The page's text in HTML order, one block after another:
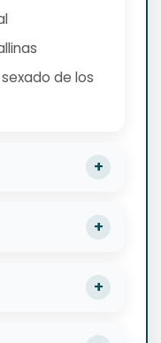
de los